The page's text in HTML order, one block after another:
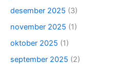
desember 2025 (3)
november 2025 (1)
oktober 2025 (1)
september 2025 (2)